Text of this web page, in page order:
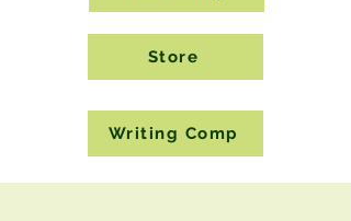
Store
Writing Comp